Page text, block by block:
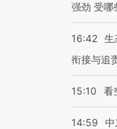
强劲 受哪
16:42 生
衔接与追
15:10 看
14:59
中